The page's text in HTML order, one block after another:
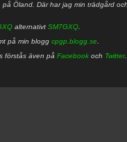
på Öland. Där har jag min trädgård
alternativt SM7GXQ
på min blogg cpgp.blogg.se
förstås även på Facebook och Twitter.